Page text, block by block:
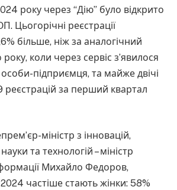
року через “Дію” було відкрито
Цьогорічні реєстрації
більше, ніж за аналогічний
коли через сервіс з’явилося
підприємця, та майже двічі
реєстрацій за перший квартал
міністр з інновацій,
та технологій – міністр
Михайло Федоров,
частіше стають жінки: 58%